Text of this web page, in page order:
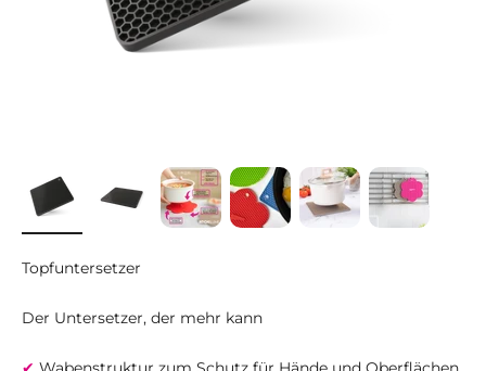
Topfuntersetzer
Der Untersetzer, der mehr kann